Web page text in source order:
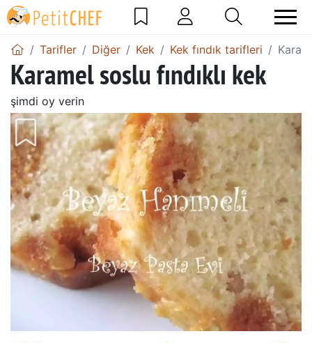
Tarifler Diğer Kek Kek fındık tarifleri
Karamel soslu fındıklı kek
şimdi oy verin